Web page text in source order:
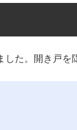
た。開き戸を